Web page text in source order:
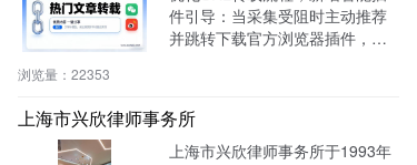
件引导：当采集受阻时主动推荐
并跳转下载官方浏览器插件，有
浏览量： 22353
上海市兴欣律师事务所
上海市兴欣律师事务所于1993年